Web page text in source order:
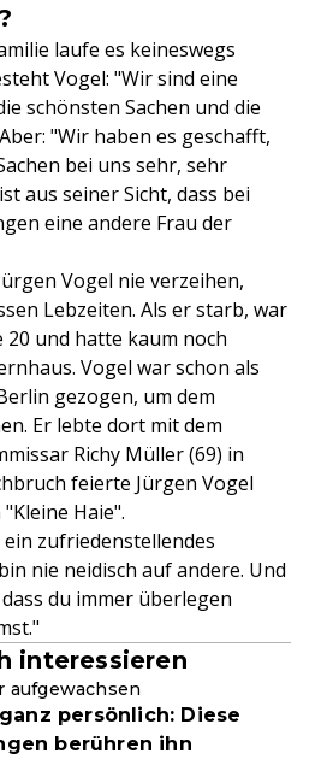
laufe es keineswegs
Vogel: "Wir sind eine
schönsten Sachen und die
"Wir haben es geschafft,
bei uns sehr, sehr
aus seiner Sicht, dass bei
eine andere Frau der
Vogel nie verzeihen,
Lebzeiten. Als er starb, war
und hatte kaum noch
Vogel war schon als
gezogen, um dem
Er lebte dort mit dem
Richy Müller (69) in
feierte Jürgen Vogel
Haie".
zufriedenstellendes
nie neidisch auf andere. Und
du immer überlegen
interessieren
aufgewachsen
persönlich: Diese
berühren ihn